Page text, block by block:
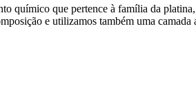
químico que pertence à família da
e utilizamos também uma